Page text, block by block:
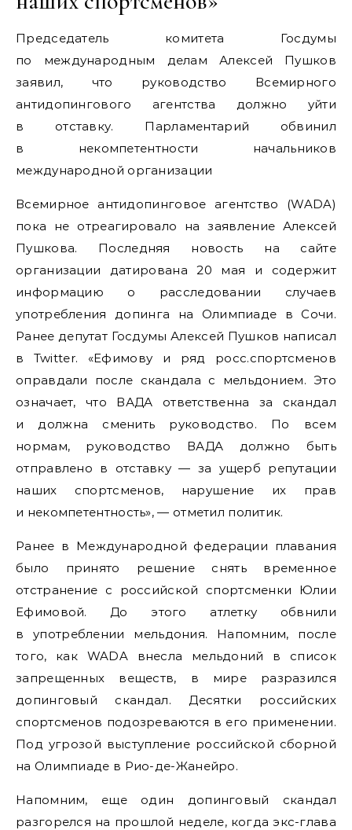
Председатель комитета Госдумы
по международным делам Алексей Пушков
заявил, что руководство Всемирного
антидопингового агентства должно уйти
в отставку. Парламентарий обвинил
в некомпетентности начальников
международной организации
Всемирное антидопинговое агентство (WADA)
пока не отреагировало на заявление Алексей
Пушкова. Последняя новость на сайте
организации датирована 20 мая и содержит
информацию о расследовании случаев
употребления допинга на Олимпиаде в Сочи.
Ранее депутат Госдумы Алексей Пушков написал
в Twitter. «Ефимову и ряд росс.спортсменов
оправдали после скандала с мельдонием. Это
означает, что ВАДА ответственна за скандал
и должна сменить руководство. По всем
нормам, руководство ВАДА должно быть
отправлено в отставку — за ущерб репутации
наших спортсменов, нарушение их прав
и некомпетентность», — отметил политик.
Ранее в Международной федерации плавания
было принято решение снять временное
отстранение с российской спортсменки Юлии
Ефимовой. До этого атлетку обвнили
в употреблении мельдония. Напомним, после
того, как WADA внесла мельдоний в список
запрещенных веществ, в мире разразился
допинговый скандал. Десятки российских
спортсменов подозреваются в его применении.
Под угрозой выступление российской сборной
на Олимпиаде в Рио-де-Жанейро.
Напомним, еще один допинговый скандал
разгорелся на прошлой неделе, когда экс-глава